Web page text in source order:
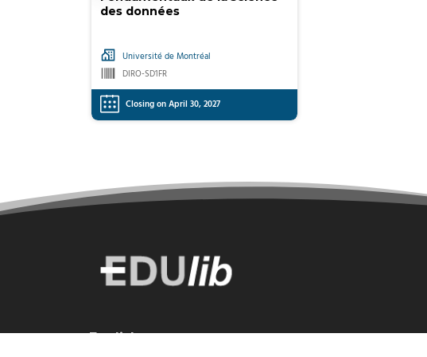
des données
Université de Montréal
DIRO-SD1FR
Closing on April 30, 2027
English